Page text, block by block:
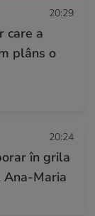
20:29
care a
plâns o
20:24
în grila
Ana-Maria